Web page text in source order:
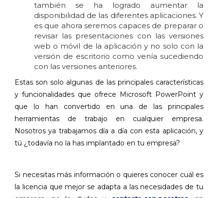
también se ha logrado aumentar la
disponibilidad de las diferentes aplicaciones. Y
es que ahora seremos capaces de preparar o
revisar las presentaciones con las versiones
web o móvil de la aplicación y no solo con la
versión de escritorio como venía sucediendo
con las versiones anteriores.
Estas son solo algunas de las principales características
y funcionalidades que ofrece Microsoft PowerPoint y
que lo han convertido en una de las principales
herramientas de trabajo en cualquier empresa.
Nosotros ya trabajamos día a día con esta aplicación, y
tú ¿todavía no la has implantado en tu empresa?
Si necesitas más información o quieres conocer cuál es
la licencia que mejor se adapta a las necesidades de tu